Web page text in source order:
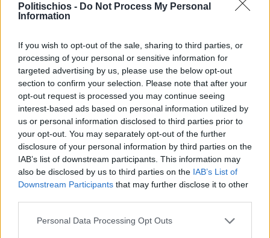
Politischios - Do Not Process My Personal
Information
If you wish to opt-out of the sale, sharing to third parties, or
processing of your personal or sensitive information for
targeted advertising by us, please use the below opt-out
section to confirm your selection. Please note that after your
opt-out request is processed you may continue seeing
interest-based ads based on personal information utilized by
us or personal information disclosed to third parties prior to
your opt-out. You may separately opt-out of the further
disclosure of your personal information by third parties on the
IAB’s list of downstream participants. This information may
also be disclosed by us to third parties on the IAB’s List of
Downstream Participants that may further disclose it to other
Personal Data Processing Opt Outs
Πριν 8 ημέρες
Μία μικρή αλλά αναγκαία ανάπαυλα για την
ομάδα του «Πολίτη»